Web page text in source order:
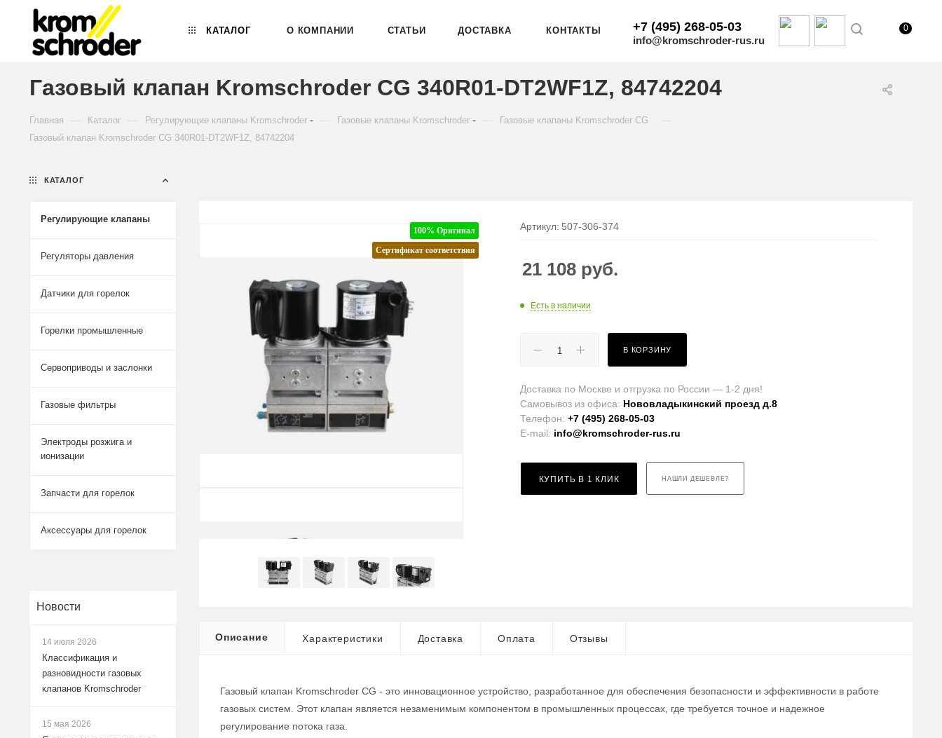
КАТАЛОГ О КОМПАНИИ СТАТЬИ ДОСТАВКА КОНТАКТЫ +7 (495) 268-05-03
info@kromschroder-rus.ru
0
Газовый клапан Kromschroder CG 340R01-DT2WF1Z, 84742204
Главная Каталог Регулирующие клапаны Kromschroder Газовые клапаны Kromschroder Газовые клапаны Kromschroder CG
Газовый клапан Kromschroder CG 340R01-DT2WF1Z, 84742204
100% Оригинал
Сертификат соответствия
Артикул: 507-306-374
21 108 руб.
Есть в наличии
В КОРЗИНУ
Доставка по Москве и отгрузка по России — 1-2 дня!
Самовывоз из офиса: Нововладыкинский проезд д.8
Телефон:+7 (495) 268-05-03
E-mail: info@kromschroder-rus.ru
КУПИТЬ В 1 КЛИК НАШЛИ ДЕШЕВЛЕ?
Описание Характеристики Доставка Оплата Отзывы
Газовый клапан Kromschroder CG - это инновационное устройство, разработанное для обеспечения безопасности и эффективности в работе
газовых систем. Этот клапан является незаменимым компонентом в промышленных процессах, где требуется точное и надежное
регулирование потока газа.
КАТАЛОГ
Регулирующие клапаны
Регуляторы давления
Датчики для горелок
Горелки промышленные
Сервоприводы и заслонки
Газовые фильтры
Электроды розжига и
ионизации
Запчасти для горелок
Аксессуары для горелок
Новости
14 июля 2026
Классификация и
разновидности газовых
клапанов Kromschroder
15 мая 2026